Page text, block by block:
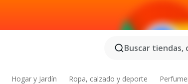
Buscar tiendas,
Hogar y Jardín Ropa, calzado y deporte